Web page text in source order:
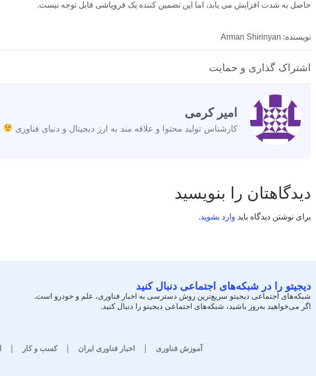
حاصل به شدت افزایش می یابد، اما این تضمین کننده یک فروپاشی قابل توجه نیست.
نویسنده: Arman Shirinyan
اشتراک گذاری و حمایت
امیر کرمی
کارشناس تولید محتوا و علاقه مند به ارز دیجیتال و دنیای فناوری
دیدگاهتان را بنویسید
برای نوشتن دیدگاه باید وارد بشوید.
دیجیتو را در شبکه‌های اجتماعی دنبال کنید
شبکه‌های اجتماعی دیجیتو سریع‌ترین روش دسترسی به اخبار فناوری، علم و خودرو است.
اگر می‌خواهید به‌روز باشید، شبکه‌های اجتماعی دیجیتو را دنبال کنید.
آموزش فناوری اخبار فناوری ایران کسب و کار